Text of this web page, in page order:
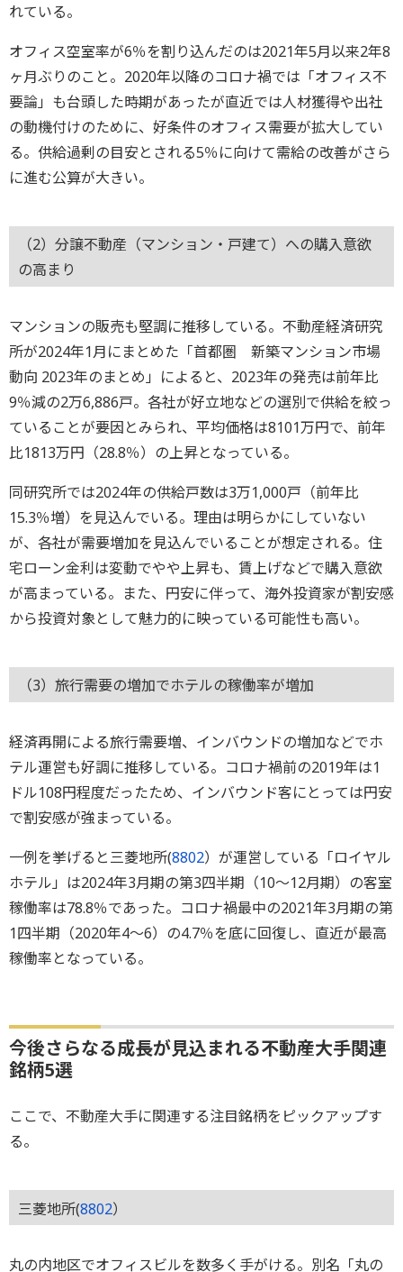
れている。
オフィス空室率が6％を割り込んだのは2021年5月以来2年8
ヶ月ぶりのこと。2020年以降のコロナ禍では「オフィス不
要論」も台頭した時期があったが直近では人材獲得や出社
の動機付けのために、好条件のオフィス需要が拡大してい
る。供給過剰の目安とされる5％に向けて需給の改善がさら
に進む公算が大きい。
（2）分譲不動産（マンション・戸建て）への購入意欲
の高まり
マンションの販売も堅調に推移している。不動産経済研究
所が2024年1月にまとめた「首都圏 新築マンション市場
動向 2023年のまとめ」によると、2023年の発売は前年比
9％減の2万6,886戸。各社が好立地などの選別で供給を絞っ
ていることが要因とみられ、平均価格は8101万円で、前年
比1813万円（28.8％）の上昇となっている。
同研究所では2024年の供給戸数は3万1,000戸（前年比
15.3％増）を見込んでいる。理由は明らかにしていない
が、各社が需要増加を見込んでいることが想定される。住
宅ローン金利は変動でやや上昇も、賃上げなどで購入意欲
が高まっている。また、円安に伴って、海外投資家が割安感
から投資対象として魅力的に映っている可能性も高い。
（3）旅行需要の増加でホテルの稼働率が増加
経済再開による旅行需要増、インバウンドの増加などでホ
テル運営も好調に推移している。コロナ禍前の2019年は1
ドル108円程度だったため、インバウンド客にとっては円安
で割安感が強まっている。
一例を挙げると三菱地所(8802）が運営している「ロイヤル
ホテル」は2024年3月期の第3四半期（10～12月期）の客室
稼働率は78.8％であった。コロナ禍最中の2021年3月期の第
1四半期（2020年4～6）の4.7％を底に回復し、直近が最高
稼働率となっている。
今後さらなる成長が見込まれる不動産大手関連
銘柄5選
ここで、不動産大手に関連する注目銘柄をピックアップす
る。
三菱地所(8802）
丸の内地区でオフィスビルを数多く手がける。別名「丸の